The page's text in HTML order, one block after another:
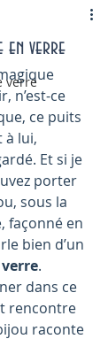
verre
en verre
n’est-ce
ce puits
à lui,
Et si je
porter
sous la
façonné en
bien d’un
.
dans ce
rencontre
raconte